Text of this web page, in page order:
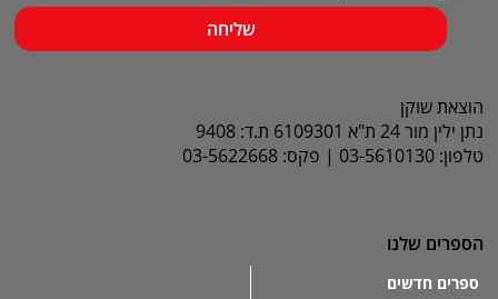
שליחה
הוצאת שוקן
נתן ילין מור 24 ת"א 6109301 ת.ד: 9408
טלפון: 03-5610130 | פקס: 03-5622668
הספרים שלנו
ספרים חדשים